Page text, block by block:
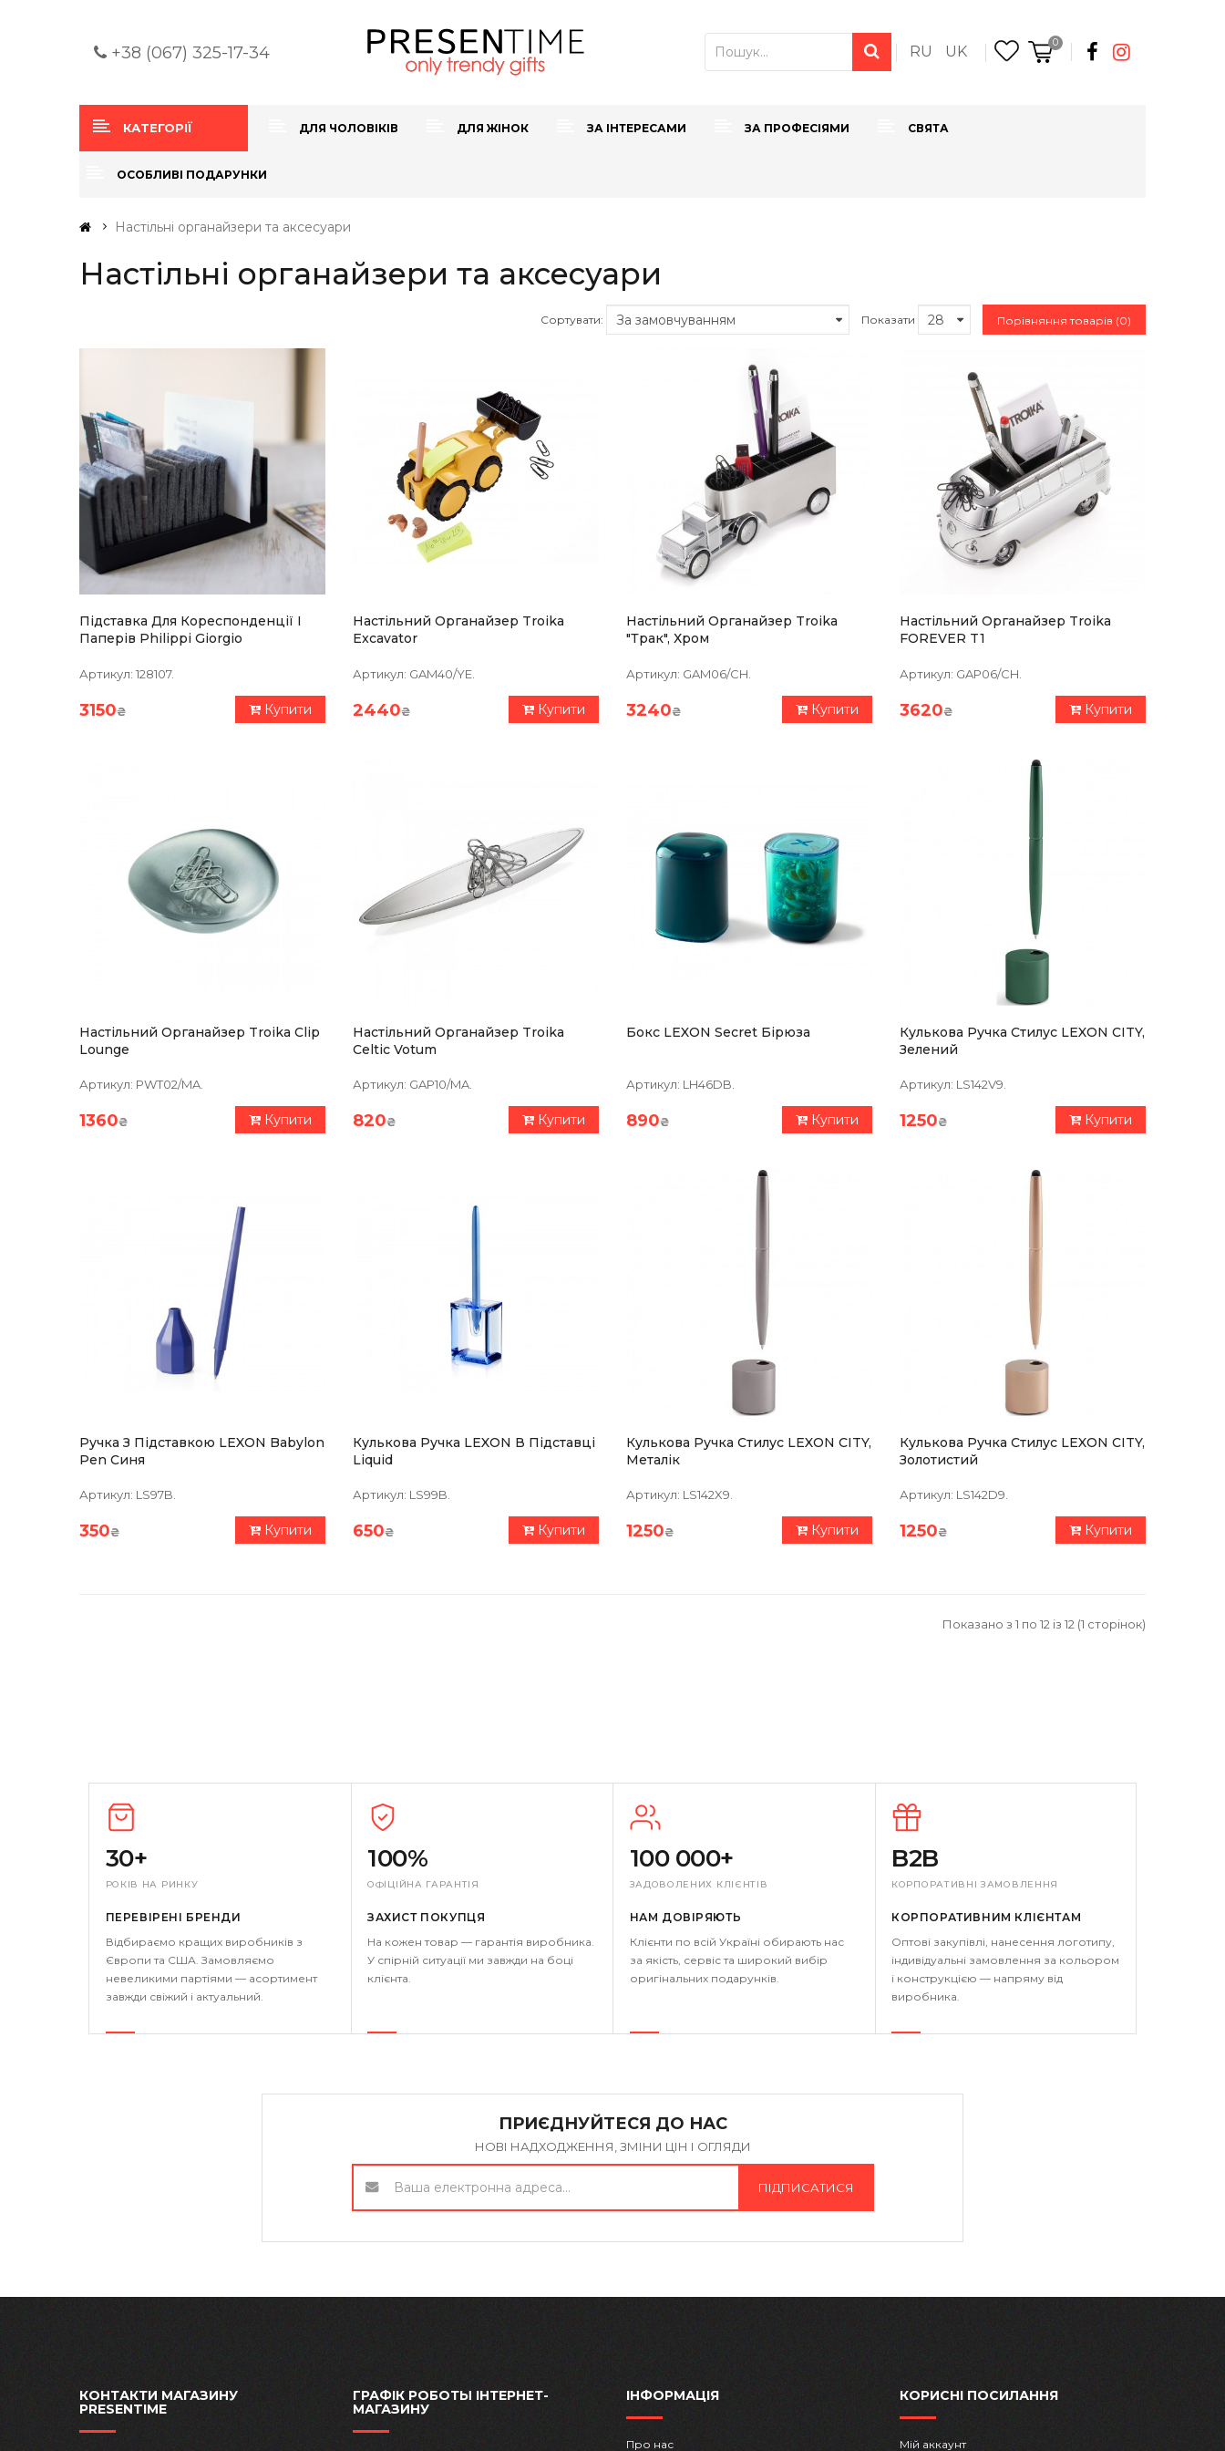
+38 (067) 325-17-34 RU UK
0
КАТЕГОРІЇ ДЛЯ ЧОЛОВІКІВ ДЛЯ ЖІНОК ЗА ІНТЕРЕСАМИ ЗА ПРОФЕСІЯМИ СВЯТА
ОСОБЛИВІ ПОДАРУНКИ
Настільні органайзери та аксесуари
Настільні органайзери та аксесуари
Сортувати: Показати Порівняння товарів (0)
Підставка Для Кореспонденції І
Паперів Philippi Giorgio
Артикул: 128107.
3150₴ Купити
Настільний Органайзер Troika
Excavator
Артикул: GAM40/YE.
2440₴ Купити
Настільний Органайзер Troika
"Трак", Хром
Артикул: GAM06/CH.
3240₴ Купити
Настільний Органайзер Troika
FOREVER T1
Артикул: GAP06/CH.
3620₴ Купити
Настільний Органайзер Troika Clip
Lounge
Артикул: PWT02/MA.
1360₴ Купити
Настільний Органайзер Troika
Celtic Votum
Артикул: GAP10/MA.
820₴ Купити
Бокс LEXON Secret Бірюза
Артикул: LH46DB.
890₴ Купити
Кулькова Ручка Стилус LEXON CITY,
Зелений
Артикул: LS142V9.
1250₴ Купити
Ручка З Підставкою LEXON Babylon
Pen Синя
Артикул: LS97B.
350₴ Купити
Кулькова Ручка LEXON В Підставці
Liquid
Артикул: LS99B.
650₴ Купити
Кулькова Ручка Стилус LEXON CITY,
Металік
Артикул: LS142X9.
1250₴ Купити
Кулькова Ручка Стилус LEXON CITY,
Золотистий
Артикул: LS142D9.
1250₴ Купити
Показано з 1 по 12 із 12 (1 сторінок)
30+
РОКІВ НА РИНКУ
ПЕРЕВІРЕНІ БРЕНДИ
Відбираємо кращих виробників з
Європи та США. Замовляємо
невеликими партіями — асортимент
завжди свіжий і актуальний.
100%
ОФІЦІЙНА ГАРАНТІЯ
ЗАХИСТ ПОКУПЦЯ
На кожен товар — гарантія виробника.
У спірній ситуації ми завжди на боці
клієнта.
100 000+
ЗАДОВОЛЕНИХ КЛІЄНТІВ
НАМ ДОВІРЯЮТЬ
Клієнти по всій Україні обирають нас
за якість, сервіс та широкий вибір
оригінальних подарунків.
B2B
КОРПОРАТИВНІ ЗАМОВЛЕННЯ
КОРПОРАТИВНИМ КЛІЄНТАМ
Оптові закупівлі, нанесення логотипу,
індивідуальні замовлення за кольором
і конструкцією — напряму від
виробника.
ПРИЄДНУЙТЕСЯ ДО НАС
НОВІ НАДХОДЖЕННЯ, ЗМІНИ ЦІН І ОГЛЯДИ
ПІДПИСАТИСЯ
КОНТАКТИ МАГАЗИНУ
PRESENTIME
ГРАФІК РОБОТЫ ІНТЕРНЕТ-
МАГАЗИНУ
ІНФОРМАЦІЯ
Про нас
КОРИСНІ ПОСИЛАННЯ
Мій аккаунт